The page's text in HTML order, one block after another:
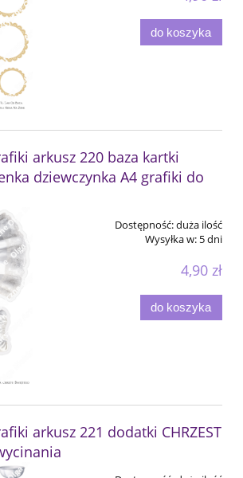
do koszyka
arkusz 220 baza kartki
dziewczynka A4 grafiki do
Dostępność:duża ilość
Wysyłka w: 5 dni
4,90 zł
do koszyka
arkusz 221 dodatki CHRZEST